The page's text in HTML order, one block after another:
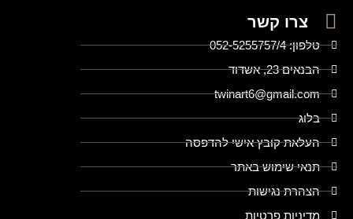
צרו קשר
טלפון: 052-5255757/4
הבנאים 23, אשדוד
twinart6@gmail.com
בלוג
העלאת קובץ אישי להדפסה
תנאי שימוש באתר
הצהרת נגישות
מדיניות פרטיות